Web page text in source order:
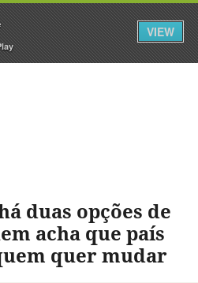
Assine Iniciar Sessão
duas opções de
acha que país
quer mudar
VIEW